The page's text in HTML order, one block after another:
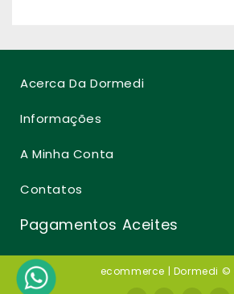
Acerca Da Dormedi
Informações
A Minha Conta
Contatos
Pagamentos Aceites
ecommerce | Dormedi ©